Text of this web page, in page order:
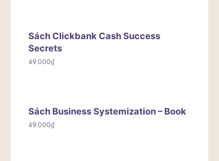
Sách Clickbank Cash Success
Secrets
49.000₫
Sách Business Systemization – Book
49.000₫